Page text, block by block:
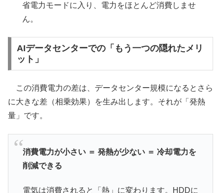
省電力モードに入り、電力をほとんど消費しませ
ん。
AIデータセンターでの「もう一つの隠れたメリ
ット」
この消費電力の差は、データセンター規模になるとさら
に大きな差（相乗効果）を生み出します。それが「発熱
量」です。
消費電力が小さい ＝ 発熱が少ない ＝ 冷却電力を
削減できる
電気は消費されると「熱」に変わります。HDDに